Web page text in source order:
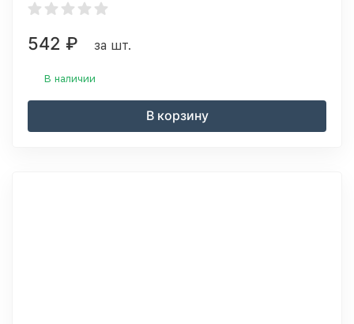
542 ₽ за шт.
В наличии
В корзину